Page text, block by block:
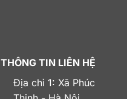
THÔNG TIN LIÊN HỆ
Địa chỉ 1: Xã Phúc